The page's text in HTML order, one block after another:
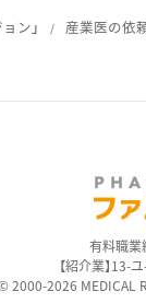
ン」 産業医の依
有料職業
【紹介業】13-
2000-2026 MEDICAL